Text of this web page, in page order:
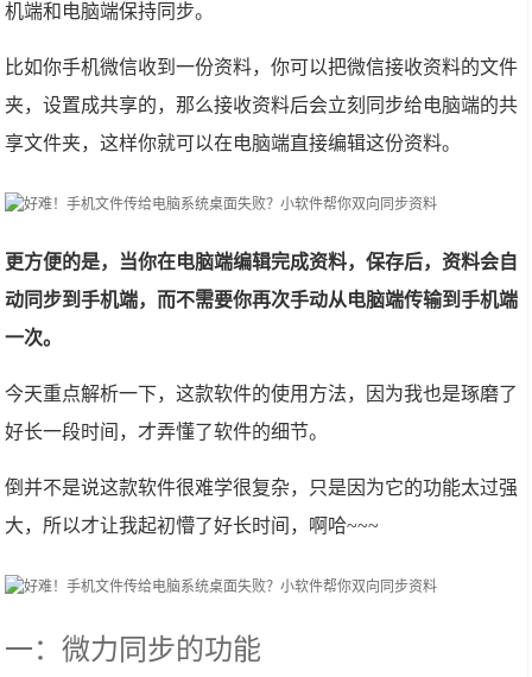
机端和电脑端保持同步。
比如你手机微信收到一份资料，你可以把微信接收资料的文件
夹，设置成共享的，那么接收资料后会立刻同步给电脑端的共
享文件夹，这样你就可以在电脑端直接编辑这份资料。
更方便的是，当你在电脑端编辑完成资料，保存后，资料会自
动同步到手机端，而不需要你再次手动从电脑端传输到手机端
一次。
今天重点解析一下，这款软件的使用方法，因为我也是琢磨了
好长一段时间，才弄懂了软件的细节。
倒并不是说这款软件很难学很复杂，只是因为它的功能太过强
大，所以才让我起初懵了好长时间，啊哈~~~
一：微力同步的功能